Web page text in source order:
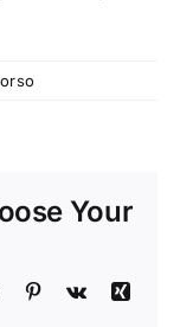
Your
Tumblr Pinterest
Vk
Xing